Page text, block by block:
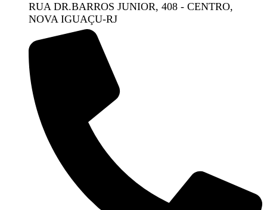
RUA DR.BARROS JUNIOR, 408 - CENTRO,
NOVA IGUAÇU-RJ